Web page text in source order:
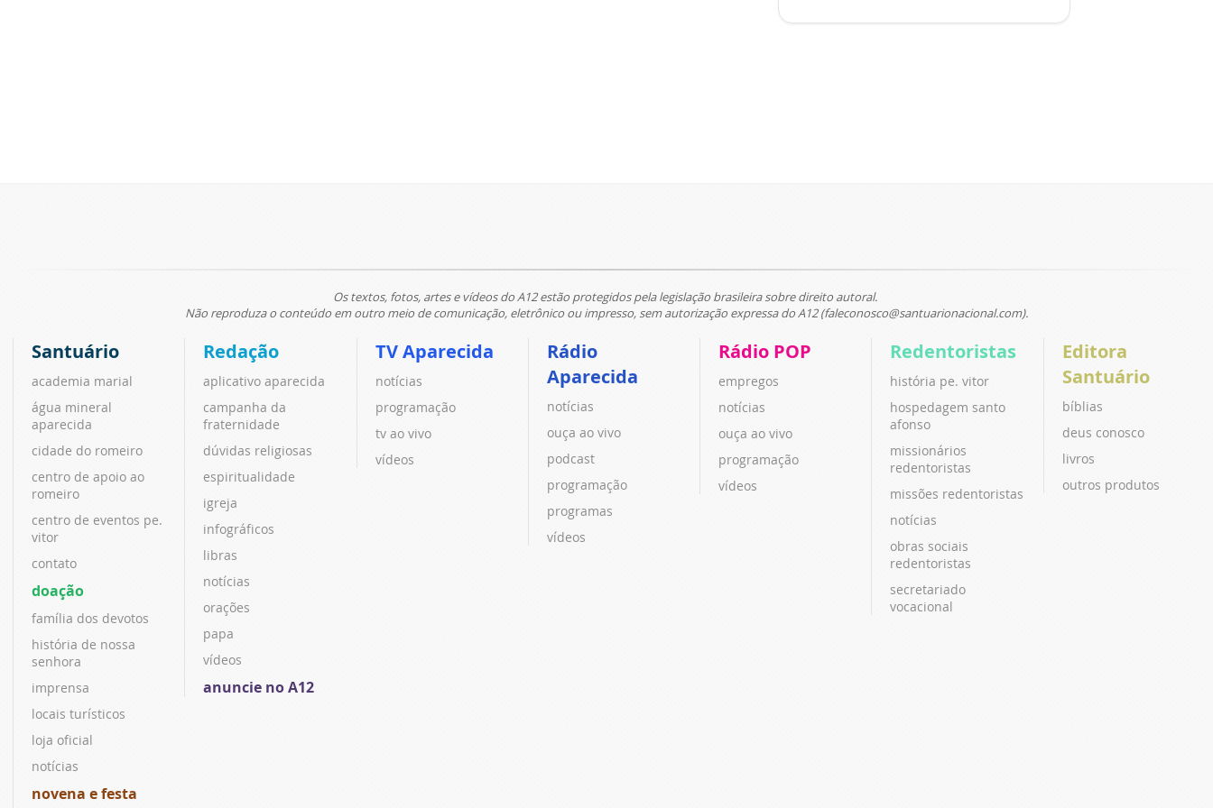
Os textos, fotos, artes e vídeos do A12 estão protegidos pela legislação brasileira sobre direito autoral.
Não reproduza o conteúdo em outro meio de comunicação, eletrônico ou impresso, sem autorização expressa do A12 (faleconosco@santuarionacional.com).
Santuário
academia marial
água mineral
aparecida
cidade do romeiro
centro de apoio ao
romeiro
centro de eventos pe.
vitor
contato
doação
família dos devotos
história de nossa
senhora
imprensa
locais turísticos
loja oficial
notícias
novena e festa
Redação
aplicativo aparecida
campanha da
fraternidade
dúvidas religiosas
espiritualidade
igreja
infográficos
libras
notícias
orações
papa
vídeos
anuncie no A12
TV Aparecida
notícias
programação
tv ao vivo
vídeos
Rádio
Aparecida
notícias
ouça ao vivo
podcast
programação
programas
vídeos
Rádio POP
empregos
notícias
ouça ao vivo
programação
vídeos
Redentoristas
história pe. vitor
hospedagem santo
afonso
missionários
redentoristas
missões redentoristas
notícias
obras sociais
redentoristas
secretariado
vocacional
Editora
Santuário
bíblias
deus conosco
livros
outros produtos